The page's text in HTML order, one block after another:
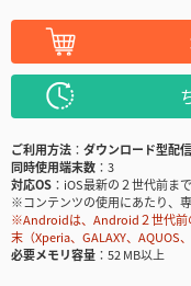
ご利用方法
ダウンロード型配
同時使用端末数
3
対応OS
iOS最新の２世代前ま
※コンテンツの使用にあたり、
※Androidは、Android２世代前
末（Xperia、GALAXY、AQUOS
必要メモリ容量
52 MB以上